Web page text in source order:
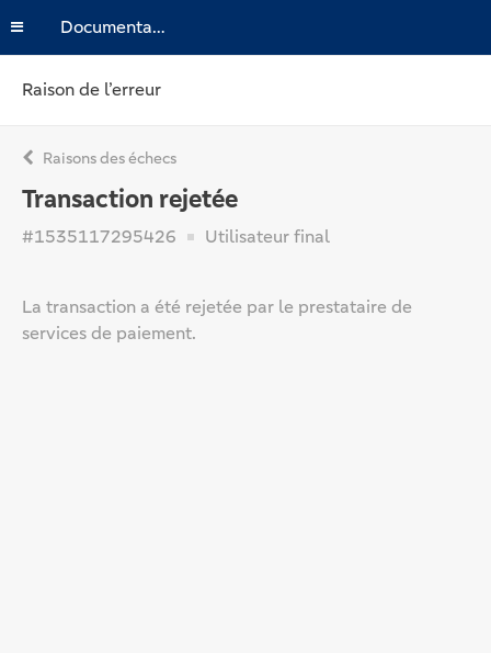
Documentation
Raison de l’erreur
Raisons des échecs
Transaction rejetée
#1535117295426 Utilisateur final
La transaction a été rejetée par le prestataire de
services de paiement.